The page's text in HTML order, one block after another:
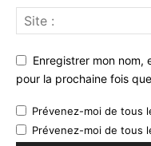
Enregistrer mon nom,
pour la prochaine fois
Prévenez-moi de tous
Prévenez-moi de tous